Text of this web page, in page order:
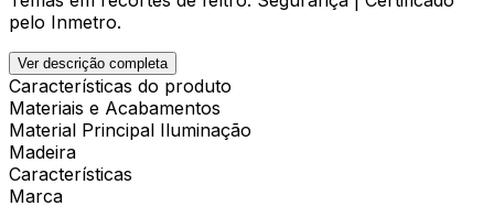
pelo Inmetro.
Ver descrição completa
Características do produto
Materiais e Acabamentos
Material Principal Iluminação
Madeira
Características
Marca